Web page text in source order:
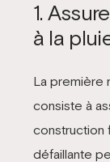
1.
à la
La première
consiste à
construction
défaillante